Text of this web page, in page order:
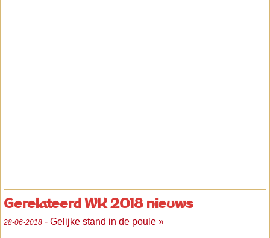
Gerelateerd WK 2018 nieuws
28-06-2018 - Gelijke stand in de poule »